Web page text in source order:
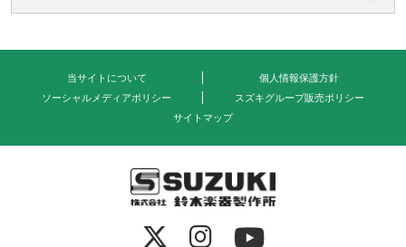
当サイトについて
個人情報保護方針
ソーシャルメディアポリシー
スズキグループ販売ポリシー
サイトマップ